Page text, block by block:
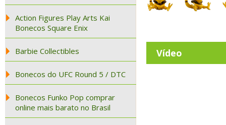
Action Figures Play Arts Kai
Bonecos Square Enix
Barbie Collectibles
Bonecos do UFC Round 5 / DTC
Bonecos Funko Pop comprar
online mais barato no Brasil
Vídeo